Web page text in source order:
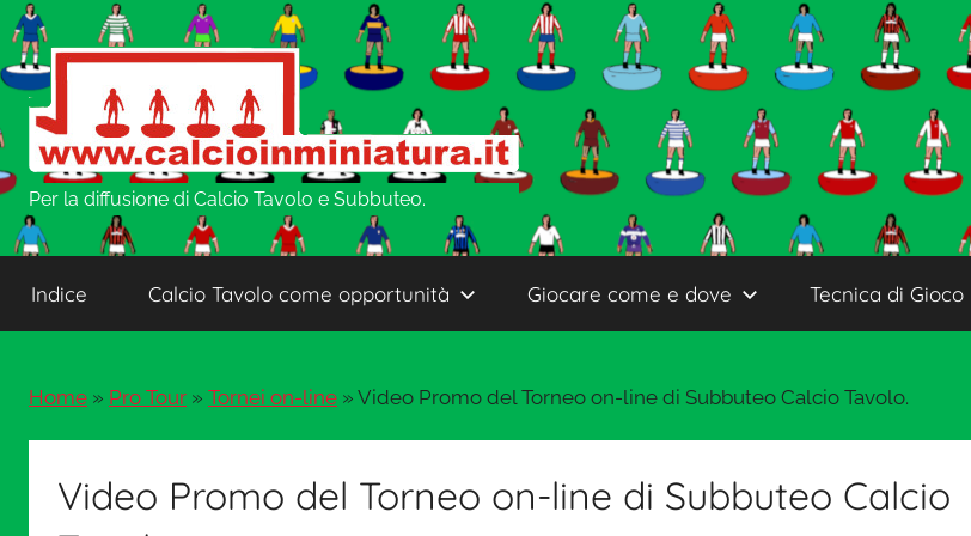
Salta
al
contenuto
w
w
w
.
C
Per la diffusione di Calcio Tavolo e Subbuteo.
Indice Calcio Tavolo come opportunità Giocare come e dove Tecnica di Gioco
Home » Pro Tour » Tornei on-line » Video Promo del Torneo on-line di Subbuteo Calcio Tavolo.
Video Promo del Torneo on-line di Subbuteo Calcio